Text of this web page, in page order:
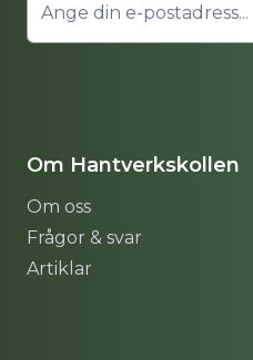
Om Hantverkskollen
Om oss
Frågor & svar
Artiklar